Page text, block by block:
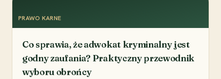
PRAWO KARNE
Co sprawia, że adwokat kryminalny jest
godny zaufania? Praktyczny przewodnik
wyboru obrońcy